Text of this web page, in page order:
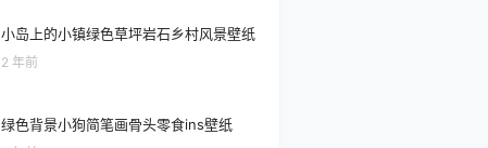
小岛上的小镇绿色草坪岩石乡村风景壁纸
2 年前
绿色背景小狗简笔画骨头零食ins壁纸